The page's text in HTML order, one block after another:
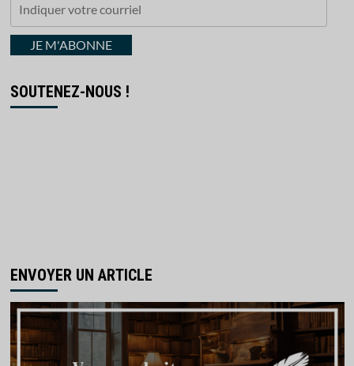
courrielJE M'ABONNE
SOUTENEZ-NOUS !
ENVOYER UN ARTICLE